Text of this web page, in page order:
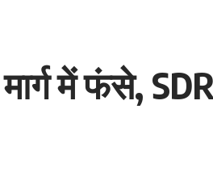
में फंसे,